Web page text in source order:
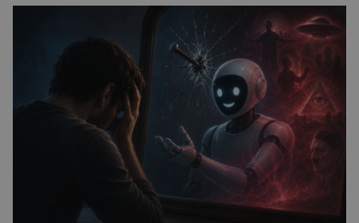
vede k zanedbávání dalších aktivit. Zúčastnilo
se jí 900 dospělých Němců, kteří uvedli, že se v
posledním roce alespoň jednou zapojili do hraní
her, sledování pornografie, sledování sociálních
sítí […]